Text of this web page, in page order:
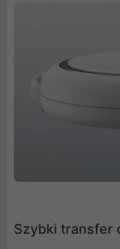
Szybki transfer